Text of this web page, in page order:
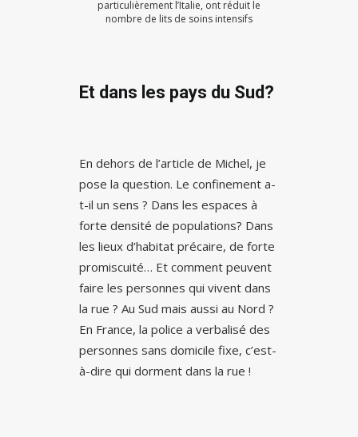
particulièrement l’Italie, ont réduit le
nombre de lits de soins intensifs
Et dans les pays du Sud?
En dehors de l’article de Michel, je
pose la question. Le confinement a-
t-il un sens ? Dans les espaces à
forte densité de populations? Dans
les lieux d’habitat précaire, de forte
promiscuité… Et comment peuvent
faire les personnes qui vivent dans
la rue ? Au Sud mais aussi au Nord ?
En France, la police a verbalisé des
personnes sans domicile fixe, c’est-
à-dire qui dorment dans la rue !